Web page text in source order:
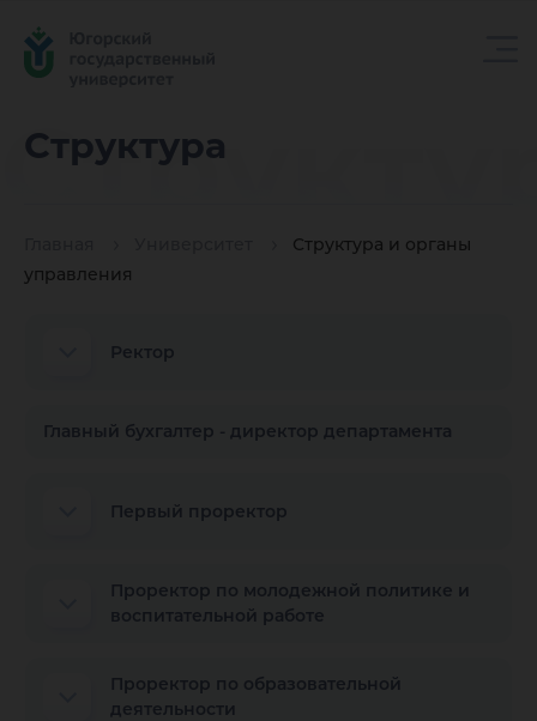
Структура
Структура и органы
управления
Ректор
Главный бухгалтер - директор департамента
Первый проректор
Проректор по молодежной политике и
воспитательной работе
Проректор по образовательной
деятельности